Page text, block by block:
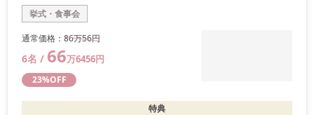
挙式・食事会
通常価格： 86万56円
6名 / 66万6456円
23%OFF
特典